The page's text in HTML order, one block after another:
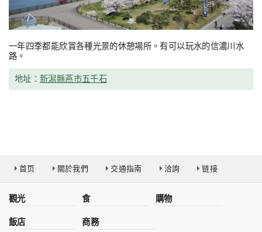
一年四季都能欣賞各種光景的休憩場所。有可以玩水的信濃川水
路。
地址：新潟縣燕市五千石
首页 關於我們 交通指南 洽詢 链接
觀光 食 購物
飯店 商務